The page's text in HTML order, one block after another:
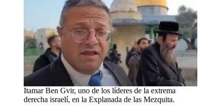
Itamar Ben Gvir, uno de los líderes de la extrema
derecha israelí, en la Explanada de las Mezquita.